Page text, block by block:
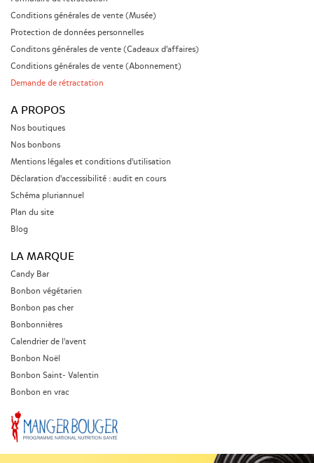
Conditions générales de vente (Musée)
Protection de données personnelles
Conditons générales de vente (Cadeaux d'affaires)
Conditions générales de vente (Abonnement)
Demande de rétractation
A PROPOS
Nos boutiques
Nos bonbons
Mentions légales et conditions d'utilisation
Déclaration d'accessibilité : audit en cours
Schéma pluriannuel
Plan du site
Blog
LA MARQUE
Candy Bar
Bonbon végétarien
Bonbon pas cher
Bonbonnières
Calendrier de l'avent
Bonbon Noël
Bonbon Saint- Valentin
Bonbon en vrac